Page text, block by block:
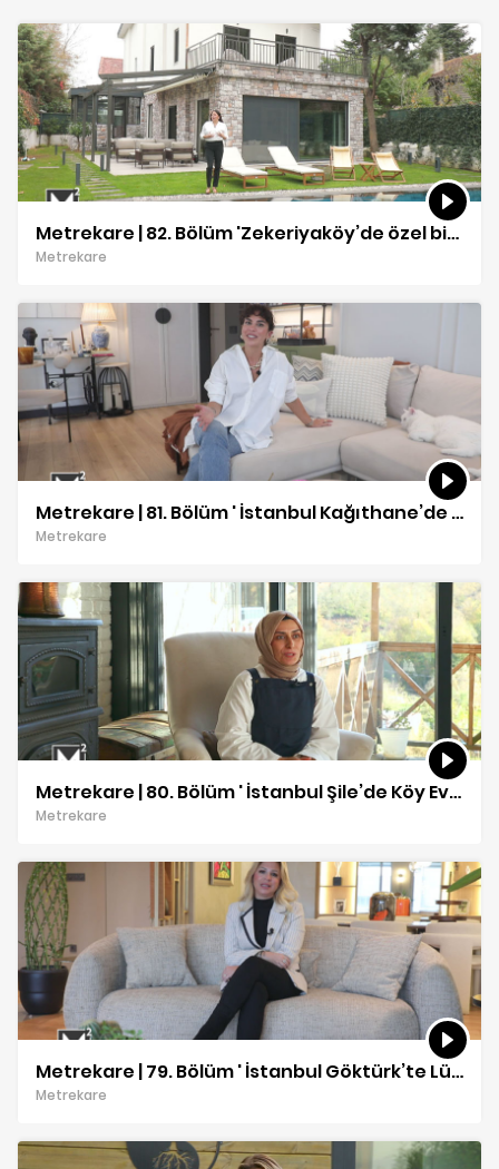
Metrekare | 82. Bölüm 'Zekeriyaköy’de özel bir villa' 🏡| İç mimar Derya Akdeniz Durmaz
Metrekare
Metrekare | 81. Bölüm ' İstanbul Kağıthane’de Lüks Bir Daire' 🏡| Pınar Yaranır
Metrekare
Metrekare | 80. Bölüm ' İstanbul Şile’de Köy Evi' 🏡🌿| Elif Kahraman & Hasan Kahraman
Metrekare
Metrekare | 79. Bölüm ' İstanbul Göktürk’te Lüks 5+1 Daire' 🏡🌿| Suzi Nifusi Vur & Doğan Vur
Metrekare